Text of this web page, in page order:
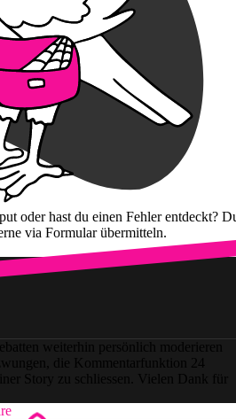
oder hast du einen Fehler entdeckt?
via Formular übermitteln.
weiterhin persönlich moderieren
die Kommentarfunktion 24
Story zu schliessen. Vielen Dank für